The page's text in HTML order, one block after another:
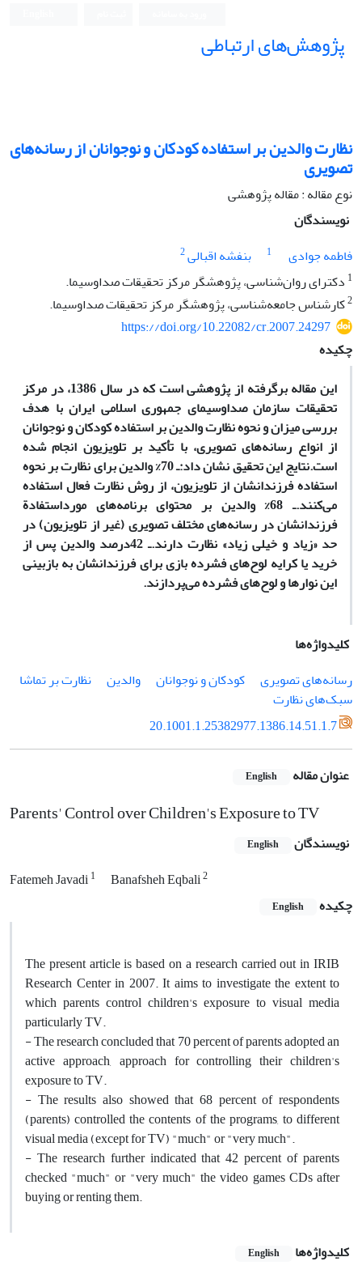
پژوهش‌های ارتباطی
نظارت والدین بر استفاده کودکان و نوجوانان از رسانه‌های
تصویری
نوع مقاله : مقاله پژوهشی
نویسندگان
فاطمه جوادی
1 بنفشه اقبالی2
1 دکترای روان‌شناسی، پژوهشگر مرکز تحقیقات صداوسیما.
2کارشناس جامعه‌شناسی، پژوهشگر مرکز تحقیقات صداوسیما.
https://doi.org/10.22082/cr.2007.24297
چکیده
این مقاله برگرفته از پژوهشی است که در سال 1386، در مرکز
تحقیقات سازمان صداوسیمای جمهوری اسلامی ایران با هدف
بررسی میزان و نحوه نظارت والدین بر استفاده کودکان و نوجوانان
از انواع رسانه‌های تصویری، با تأکید بر تلویزیون انجام شده
است.نتایج این تحقیق نشان داد:ـ 70% والدین برای نظارت بر نحوه
استفاده فرزندانشان از تلویزیون، از روش نظارت فعال استفاده
می‌کنند.ـ 68% والدین بر محتوای برنامه‌های مورداستفادة
فرزندانشان در رسانه‌های مختلف تصویری (غیر از تلویزیون) در
حد «زیاد و خیلی زیاد» نظارت دارند.ـ 42درصد والدین پس از
خرید یا کرایه لوح‌های فشرده بازی برای فرزندانشان به بازبینی
این نوارها و لوح‌های فشرده می‌پردازند.
کلیدواژه‌ها
رسانه‌های تصویری
کودکان و نوجوانان والدین
نظارت بر تماشا
سبک‌های نظارت
20.1001.1.25382977.1386.14.51.1.7
عنوان مقاله English
Parents' Control over Children's Exposure to TV
نویسندگان English
Fatemeh Javadi1 Banafsheh Eqbali2
چکیده English
The present article is based on a research carried out in IRIB
Research Center in 2007. It aims to investigate the extent to
which parents control children's exposure to visual media
particularly TV.
- The research concluded that 70 percent of parents adopted an
active approach, approach for controlling their children's
exposure to TV.
- The results also showed that 68 percent of respondents
(parents) controlled the contents of the programs, to different
visual media (except for TV) "much" or "very much".
- The research further indicated that 42 percent of parents
checked "much" or "very much" the video games CDs after
buying or renting them.
کلیدواژه‌ها English